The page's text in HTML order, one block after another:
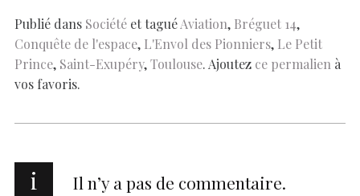
o
k
p
p
n er n
k
Publié dans Société et taguéAviation, Bréguet 14,
Conquête de l'espace, L'Envol des Pionniers, Le Petit
Prince, Saint-Exupéry,Toulouse. Ajoutez ce permalien à
vos favoris.
i Il n’y a pas de commentaire.